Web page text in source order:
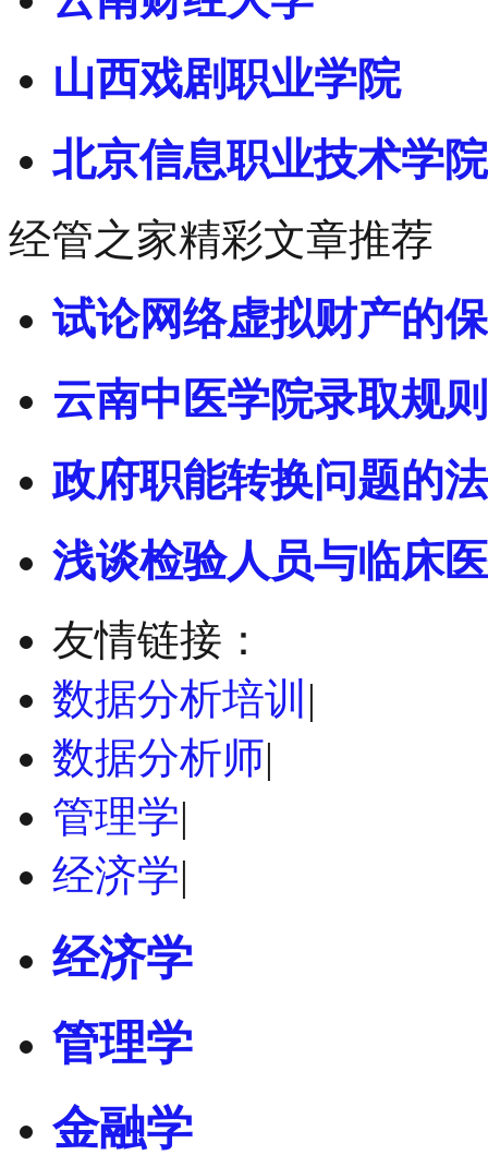
山西戏剧职业学院
北京信息职业技术学院
经管之家精彩文章推荐
试论网络虚拟财产的
云南中医学院录取规则
政府职能转换问题的
浅谈检验人员与临床
友情链接：
数据分析培训 |
数据分析师|
管理学|
经济学|
经济学
管理学
金融学